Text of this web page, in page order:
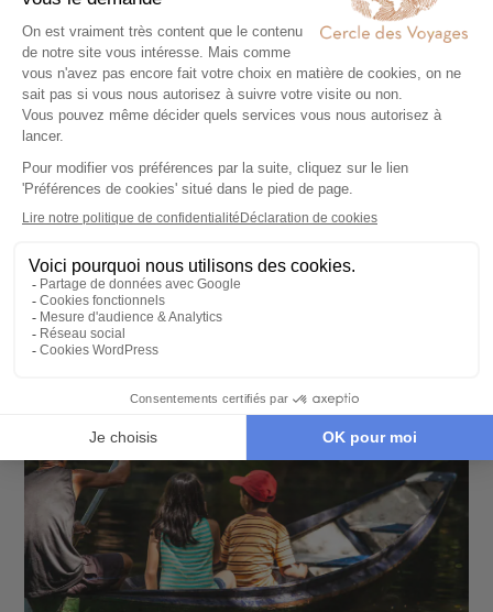
Les plages du Nordeste : farniente
et activités nautiques pour tous
Les plages de Jericoacoara, Barra Grande ou
encore la
idyllique pour un séjour balnéaire. Kayak,
paddle et baignade complètent parfaitement
les journées de détente.